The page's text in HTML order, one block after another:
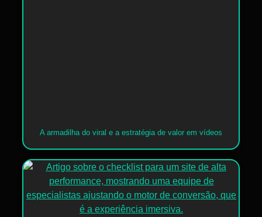
A armadilha do viral e a estratégia de valor em vídeos